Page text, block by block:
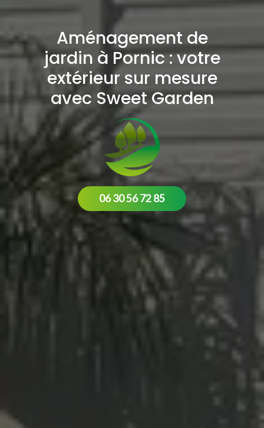
Aménagement de
jardin à Pornic : votre
extérieur sur mesure
avec Sweet Garden
06 30 56 72 85